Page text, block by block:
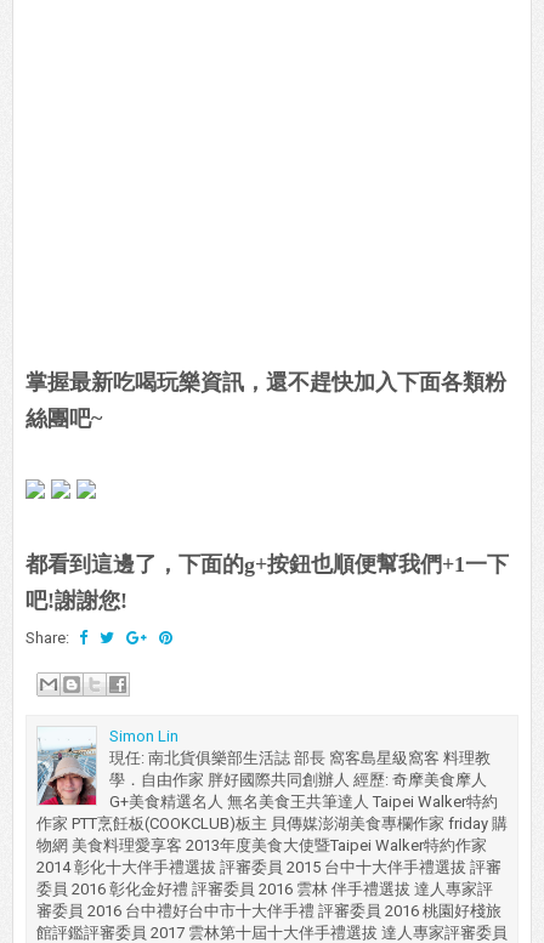
掌握最新吃喝玩樂資訊，還不趕快加入下面各類粉
絲團吧~
都看到這邊了，下面的g+按鈕也順便幫我們+1一下
吧!謝謝您!
Share:
Simon Lin
現任: 南北貨俱樂部生活誌 部長 窩客島星級窩客 料理教
學．自由作家 胖好國際共同創辦人 經歷: 奇摩美食摩人
G+美食精選名人 無名美食王共筆達人 Taipei Walker特約
作家 PTT烹飪板(COOKCLUB)板主 貝傳媒澎湖美食專欄作家 friday 購
物網 美食料理愛享客 2013年度美食大使暨Taipei Walker特約作家
2014 彰化十大伴手禮選拔 評審委員 2015 台中十大伴手禮選拔 評審
委員 2016 彰化金好禮 評審委員 2016 雲林 伴手禮選拔 達人專家評
審委員 2016 台中禮好台中市十大伴手禮 評審委員 2016 桃園好棧旅
館評鑑評審委員 2017 雲林第十屆十大伴手禮選拔 達人專家評審委員